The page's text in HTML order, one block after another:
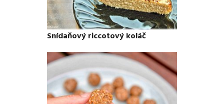
Snídaňový riccotový koláč